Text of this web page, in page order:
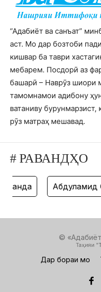
“Адабиёт ва санъат”
аст. Мо дар бозтоби
кишвар ба таври
мебарем. Посдорӣ аз
башарӣ – Наврӯз шиори
тамомнамои адибону
ватаниву
рӯз матраҳ мешавад.
# РАВАНДҲО
Абдулҳамид
©
Таҳияи "
Дар бораи мо